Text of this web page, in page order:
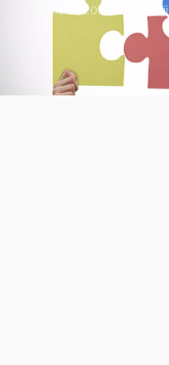
Iunie 27, 2017 Investiții